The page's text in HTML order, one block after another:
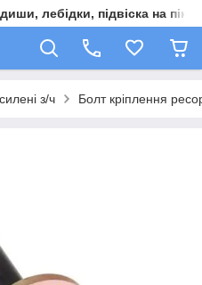
лебідки, підвіска на пікап
з/ч Болт кріплення